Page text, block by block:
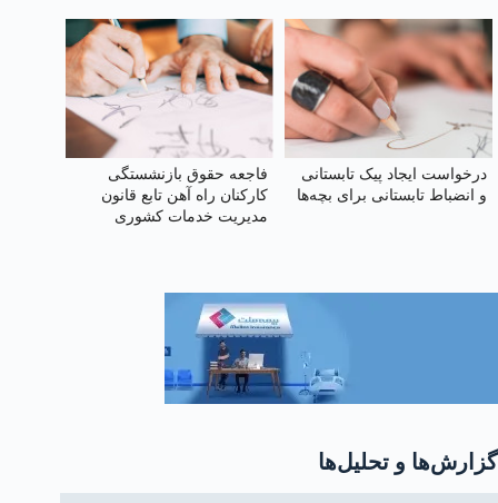
درخواست ایجاد پیک تابستانی
و انضباط تابستانی برای بچه‌ها
فاجعه حقوق بازنشستگی
کارکنان راه آهن تابع قانون
مدیریت خدمات کشوری
گزارش‌ها و تحلیل‌ها